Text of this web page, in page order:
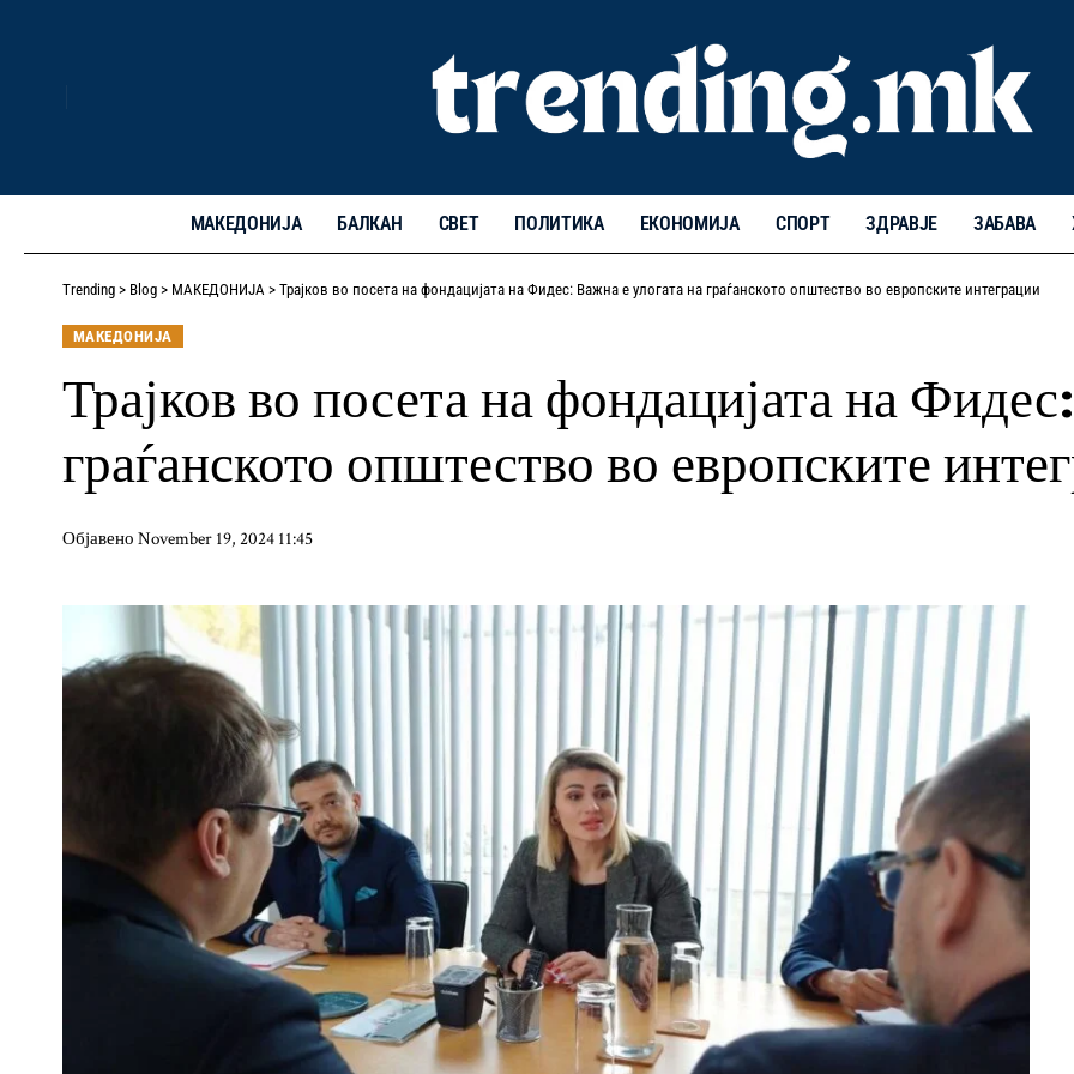
МАКЕДОНИЈА БАЛКАН СВЕТ ПОЛИТИКА ЕКОНОМИЈА СПОРТ ЗДРАВЈЕ ЗАБАВА
Trending > Blog > МАКЕДОНИЈА > Трајков во посета на фондацијата на Фидес: Важна е улогата на граѓанското општество во европските интеграции
МАКЕДОНИЈА
Трајков во посета на фондацијата на
граѓанското општество во европските
Објавено November 19, 2024 11:45